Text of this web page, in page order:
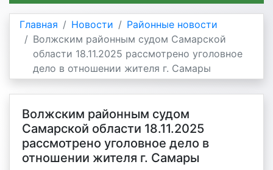
Главная Новости
Районные новости
Волжским районным судом Самарской
области 18.11.2025 рассмотрено уголовное
дело в отношении жителя г. Самары
Волжским районным судом
Самарской области 18.11.2025
рассмотрено уголовное дело в
отношении жителя г. Самары